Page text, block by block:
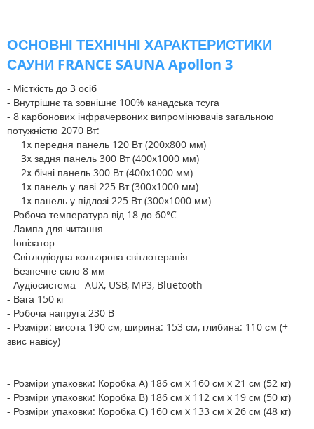
ОСНОВНІ ТЕХНІЧНІ ХАРАКТЕРИСТИКИ
САУНИ FRANCE SAUNAApollon 3
- Місткість до 3 осіб
- Внутрішнє та зовнішнє 100% канадська тсуга
- 8 карбонових інфрачервоних випромінювачів загальною
потужністю 2070 Вт:
1x передня панель 120 Вт (200x800 мм)
3x задня панель 300 Вт (400x1000 мм)
2x бічні панель 300 Вт (400x1000 мм)
1x панель у лаві 225 Вт (300x1000 мм)
1x панель у підлозі 225 Вт (300x1000 мм)
- Робоча температура від 18 до 60°C
- Лампа для читання
- Іонізатор
- Світлодіодна кольорова світлотерапія
- Безпечне скло 8 мм
- Аудіосистема - AUX, USB, MP3, Bluetooth
- Вага 150 кг
- Робоча напруга 230 В
- Розміри: висота 190 см, ширина: 153 см, глибина: 110 см (+
звис навісу)
- Розміри упаковки: Коробка A) 186 см x 160 см x 21 см (52 кг)
- Розміри упаковки: Коробка B) 186 см x 112 см x 19 см (50 кг)
- Розміри упаковки: Коробка C) 160 см x 133 см x 26 см (48 кг)